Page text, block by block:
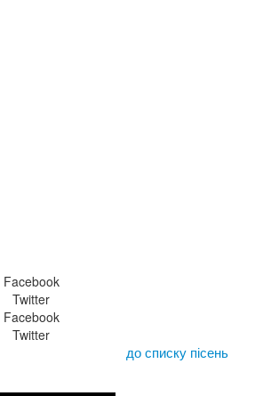
Facebook
Twitter
Facebook
Twitter
до списку пісень